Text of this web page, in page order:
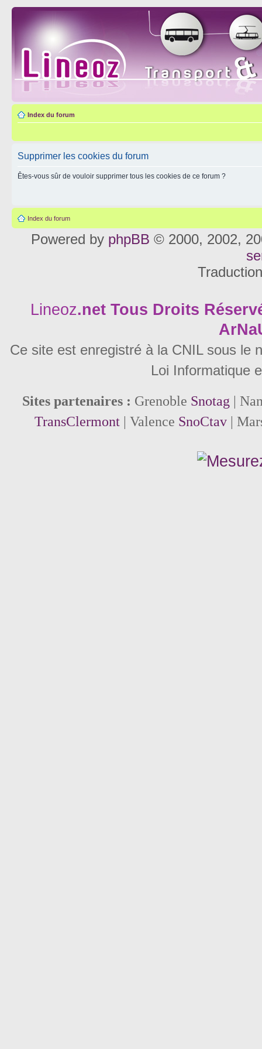
Index du forum
Supprimer les cookies du forum
Êtes-vous sûr de vouloir supprimer tous les cookies de ce forum ?
Index du forum
Powered by phpBB © 2000, 2002,
Lineoz.net Tous Droits
Ce site est enregistré à la CNIL sous le
Loi Informatique
Sites partenaires : Grenoble Snotag |
TransClermont| Valence SnoCtav|